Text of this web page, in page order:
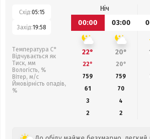
Схід:05:15
Захід:19:58
Температура С°
Відчувається як
Тиск, мм
Вологість, %
Вітер, м/с
Ймовірність опадів,
%
Ніч
00:00
03:00
22° 20°
22° 20°
759
759
61
70
3
4
2
2